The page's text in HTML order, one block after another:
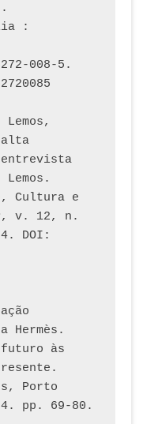
:
008-5.
alta
entrevista
Cultura e
v. 12, n.
DOI:
Hermès.
às
Porto